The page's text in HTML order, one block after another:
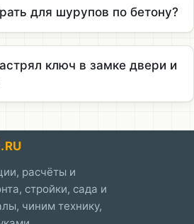
для шурупов по бетону?
ключ в замке двери и
.RU
расчёты и
стройки, сада и
чиним технику,